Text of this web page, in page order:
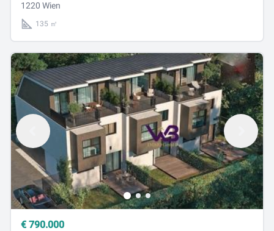
1220 Wien
135 ㎡
€ 790.000